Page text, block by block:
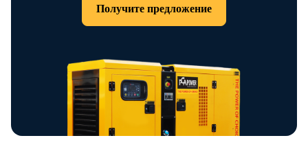
Получите предложение